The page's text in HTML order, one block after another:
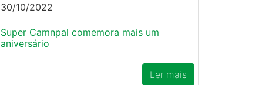
30/10/2022
Super Camnpal comemora mais um
aniversário
Ler mais